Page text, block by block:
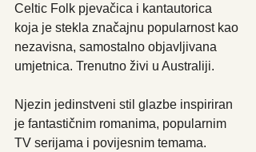
Celtic Folk pjevačica i kantautorica
koja je stekla značajnu popularnost kao
nezavisna, samostalno objavljivana
umjetnica. Trenutno živi u Australiji.
Njezin jedinstveni stil glazbe inspiriran
je fantastičnim romanima, popularnim
TV serijama i povijesnim temama.